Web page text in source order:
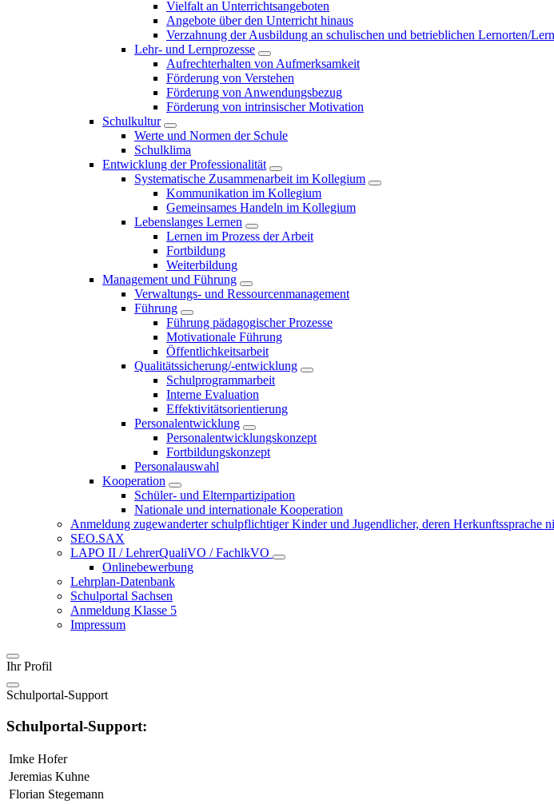
Vielfalt an Unterrichtsangeboten
Angebote über den Unterricht hinaus
Verzahnung der Ausbildung an schulischen und betrieblichen Lernorten/
Lehr- und Lernprozesse
Aufrechterhalten von Aufmerksamkeit
Förderung von Verstehen
Förderung von Anwendungsbezug
Förderung von intrinsischer Motivation
Schulkultur
Werte und Normen der Schule
Schulklima
Entwicklung der Professionalität
Systematische Zusammenarbeit im Kollegium
Kommunikation im Kollegium
Gemeinsames Handeln im Kollegium
Lebenslanges Lernen
Lernen im Prozess der Arbeit
Fortbildung
Weiterbildung
Management und Führung
Verwaltungs- und Ressourcenmanagement
Führung
Führung pädagogischer Prozesse
Motivationale Führung
Öffentlichkeitsarbeit
Qualitätssicherung/-entwicklung
Schulprogrammarbeit
Interne Evaluation
Effektivitätsorientierung
Personalentwicklung
Personalentwicklungskonzept
Fortbildungskonzept
Personalauswahl
Kooperation
Schüler- und Elternpartizipation
Nationale und internationale Kooperation
Anmeldung zugewanderter schulpflichtiger Kinder und Jugendlicher, deren Herkunftssprache
SEO.SAX
LAPO II / LehrerQualiVO / FachlkVO
Onlinebewerbung
Lehrplan-Datenbank
Schulportal Sachsen
Anmeldung Klasse 5
Impressum
Ihr Profil
Schulportal-Support
Schulportal-Support:
Imke Hofer
Jeremias Kuhne
Florian Stegemann